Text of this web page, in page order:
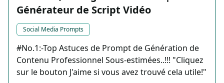
Générateur de Script Vidéo
Social Media Prompts
️️#No.1:-Top Astuces de Prompt de Génération de
Contenu Professionnel Sous-estimées..!!! "Cliquez
sur le bouton J'aime si vous avez trouvé cela utile!"